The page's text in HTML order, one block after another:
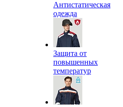
Антистатическая
одежда
Защита от
повышенных
температур